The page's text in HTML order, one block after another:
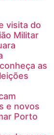
visita do
Militar
as
e novos
Porto